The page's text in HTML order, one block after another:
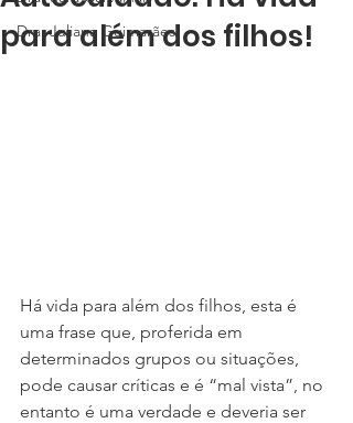
Dra. Juliana Guimarães
para além dos filhos!
Há vida para além dos filhos, esta é
uma frase que, proferida em
determinados grupos ou situações,
pode causar críticas e é “mal vista”, no
entanto é uma verdade e deveria ser